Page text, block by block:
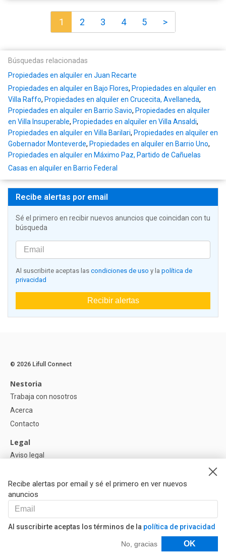
1 2 3 4 5 >
Búsquedas relacionadas
Propiedades en alquiler en Juan Recarte
Propiedades en alquiler en Bajo Flores, Propiedades en alquiler en
Villa Raffo, Propiedades en alquiler en Crucecita, Avellaneda,
Propiedades en alquiler en Barrio Savio, Propiedades en alquiler
en Villa Insuperable, Propiedades en alquiler en Villa Ansaldi,
Propiedades en alquiler en Villa Barilari, Propiedades en alquiler en
Gobernador Monteverde, Propiedades en alquiler en Barrio Uno,
Propiedades en alquiler en Máximo Paz, Partido de Cañuelas
Casas en alquiler en Barrio Federal
Recibe alertas por email
Sé el primero en recibir nuevos anuncios que coincidan con tu
búsqueda
Al suscribirte aceptas las condiciones de uso y la política de
privacidad
Recibir alertas
Recibe alertas por email y sé el primero en ver nuevos
anuncios
Al suscribirte aceptas los términos de la política de privacidad
No, gracias OK
Filtros
© 2026 Lifull Connect
Nestoria
Trabaja con nosotros
Acerca
Contacto
Legal
Aviso legal
Política de Cookies
Ayuda
Preguntas
Nuestros Partners